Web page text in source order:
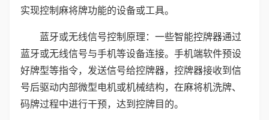
实现控制麻将牌功能的设备或工具。
蓝牙或无线信号控制原理：一些智能控牌器通过
蓝牙或无线信号与手机等设备连接。手机端软件预设
好牌型等指令，发送信号给控牌器，控牌器接收到信
号后驱动内部微型电机或机械结构，在麻将机洗牌、
码牌过程中进行干预，达到控牌目的。